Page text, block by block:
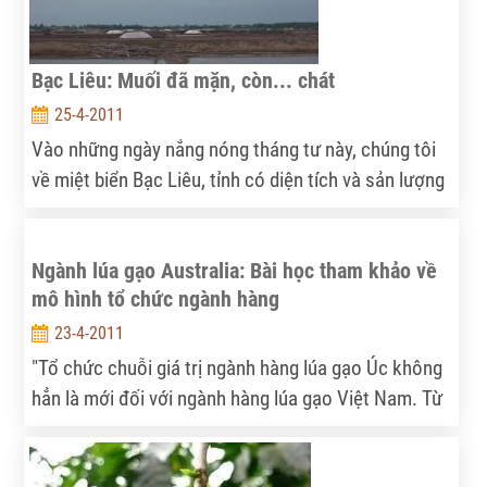
Bạc Liêu: Muối đã mặn, còn... chát
25-4-2011
Vào những ngày nắng nóng tháng tư này, chúng tôi
về miệt biển Bạc Liêu, tỉnh có diện tích và sản lượng
Ngành lúa gạo Australia: Bài học tham khảo về
mô hình tổ chức ngành hàng
23-4-2011
"Tổ chức chuỗi giá trị ngành hàng lúa gạo Úc không
hẳn là mới đối với ngành hàng lúa gạo Việt Nam. Từ
đều có mạng lưới các hợp tác xã sản xuất và hệ